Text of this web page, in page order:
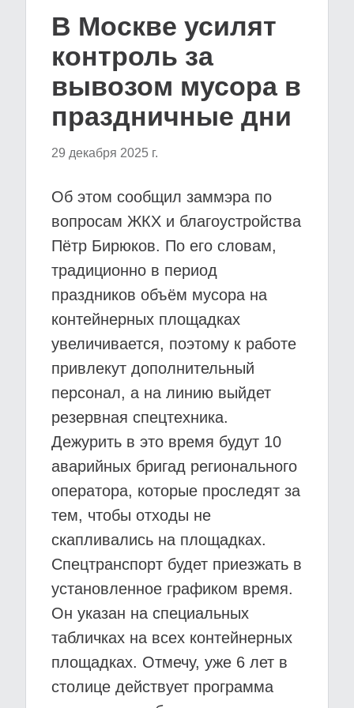
В Москве усилят
контроль за
вывозом мусора в
праздничные дни
29 декабря 2025 г.
Об этом сообщил заммэра по
вопросам ЖКХ и благоустройства
Пётр Бирюков. По его словам,
традиционно в период
праздников объём мусора на
контейнерных площадках
увеличивается, поэтому к работе
привлекут дополнительный
персонал, а на линию выйдет
резервная спецтехника.
Дежурить в это время будут 10
аварийных бригад регионального
оператора, которые проследят за
тем, чтобы отходы не
скапливались на площадках.
Спецтранспорт будет приезжать в
установленное графиком время.
Он указан на специальных
табличках на всех контейнерных
площадках. Отмечу, уже 6 лет в
столице действует программа